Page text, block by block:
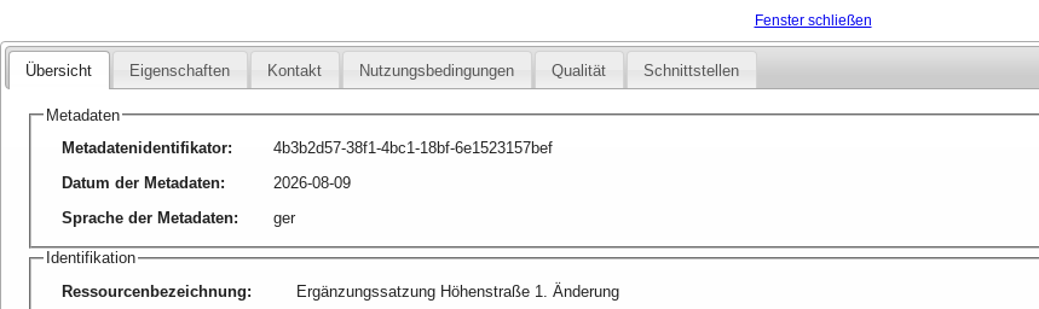
Fenster schließen
Übersicht Eigenschaften Kontakt Nutzungsbedingungen Qualität Schnittstellen
Metadaten
Metadatenidentifikator:
4b3b2d57-38f1-4bc1-18bf-6e1523157bef
Datum der Metadaten:
2026-08-09
Sprache der Metadaten: ger
Identifikation
Ressourcenbezeichnung:
Ergänzungssatzung Höhenstraße 1. Änderung